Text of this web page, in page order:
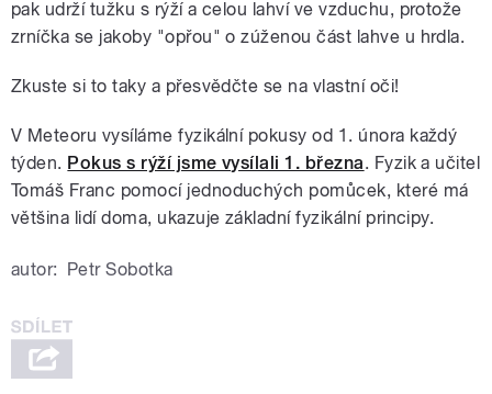
pak udrží tužku s rýží a celou lahví ve vzduchu, protože
zrníčka se jakoby "opřou" o zúženou část lahve u hrdla.
Zkuste si to taky a přesvědčte se na vlastní oči!
V Meteoru vysíláme fyzikální pokusy od 1. února každý
týden. Pokus s rýží jsme vysílali 1. března. Fyzik a učitel
Tomáš Franc pomocí jednoduchých pomůcek, které má
většina lidí doma, ukazuje základní fyzikální principy.
autor: Petr Sobotka